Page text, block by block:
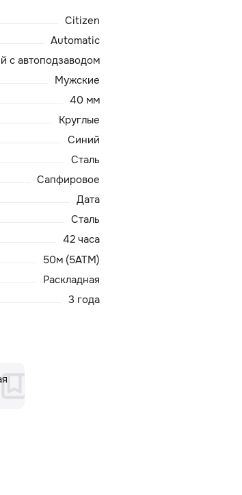
Citizen
Automatic
с автоподзаводом
Мужские
40 мм
Круглые
Синий
Сталь
Сапфировое
Дата
Сталь
42 часа
50м (5ATM)
Раскладная
3 года
Главная
Доставка и оплата
Сервисный центр